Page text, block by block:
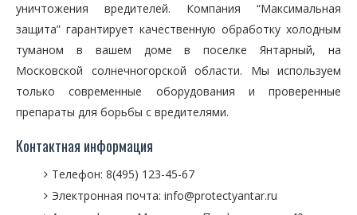
уничтожения вредителей. Компания “Максимальная
защита” гарантирует качественную обработку холодным
туманом в вашем доме в поселке Янтарный, на
Московской солнечногорской области. Мы используем
только современные оборудования и проверенные
препараты для борьбы с вредителями.
Контактная информация
Телефон: 8(495) 123-45-67
Электронная почта: info@protectyantar.ru